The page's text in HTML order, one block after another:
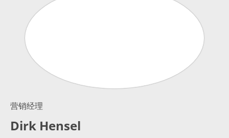
营销经理
Dirk Hensel